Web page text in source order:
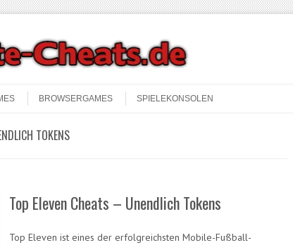
BROWSERGAMES SPIELEKONSOLEN
TOKENS
Top Eleven Cheats – Unendlich Tokens
Top Eleven ist eines der erfolgreichsten Mobile-Fußball-